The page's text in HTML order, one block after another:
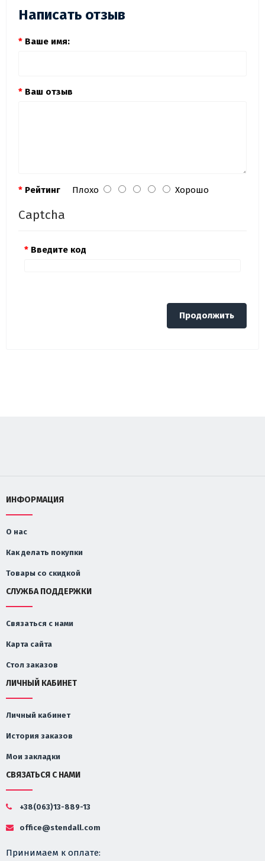
Написать отзыв
Ваше имя:
Ваш отзыв
Рейтинг Плохо Хорошо
Captcha
Введите код
Продолжить
ИНФОРМАЦИЯ
О нас
Как делать покупки
Товары со скидкой
СЛУЖБА ПОДДЕРЖКИ
Связаться с нами
Карта сайта
Стол заказов
ЛИЧНЫЙ КАБИНЕТ
Личный кабинет
История заказов
Мои закладки
СВЯЗАТЬСЯ С НАМИ
+38(063)13-889-13
office@stendall.com
Принимаем к оплате: